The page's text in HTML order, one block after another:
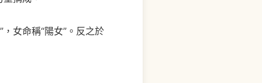
女命稱“陽女”。反之於